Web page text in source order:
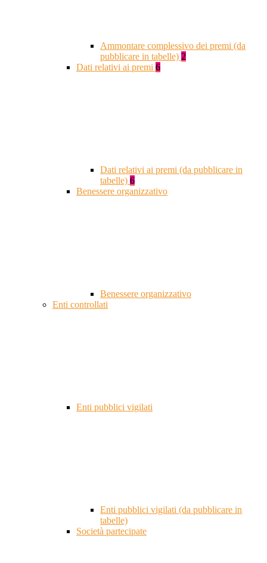
Ammontare complessivo dei premi (da
pubblicare in tabelle) 2
Dati relativi ai premi 6
Dati relativi ai premi (da pubblicare in
tabelle) 6
Benessere organizzativo
Benessere organizzativo
Enti controllati
Enti pubblici vigilati
Enti pubblici vigilati (da pubblicare in
tabelle)
Società partecipate